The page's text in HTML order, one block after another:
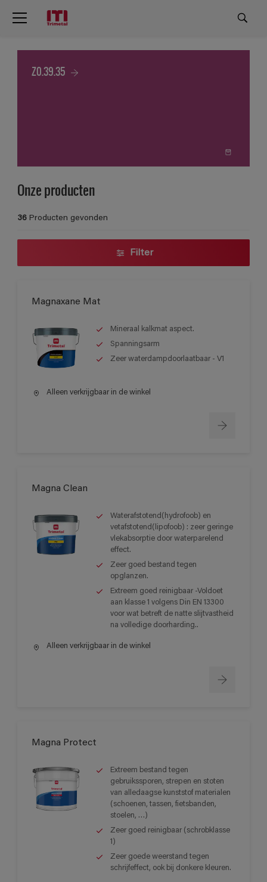
Z0.39.35
Onze producten
36 Producten gevonden
Filter
Magnaxane Mat
Mineraal kalkmat aspect.
Spanningsarm
Zeer waterdampdoorlaatbaar - V1
Alleen verkrijgbaar in de winkel
Magna Clean
Waterafstotend(hydrofoob) en
vetafstotend(lipofoob) : zeer geringe
vlekabsorptie door waterparelend
effect.
Zeer goed bestand tegen
opglanzen.
Extreem goed reinigbaar -Voldoet
aan klasse 1 volgens Din EN 13300
voor wat betreft de natte slijtvastheid
na volledige doorharding..
Alleen verkrijgbaar in de winkel
Magna Protect
Extreem bestand tegen
gebruikssporen, strepen en stoten
van alledaagse kunststof materialen
(schoenen, tassen, fietsbanden,
stoelen, …)
Zeer goed reinigbaar (schrobklasse
1)
Zeer goede weerstand tegen
schrijfeffect, ook bij donkere kleuren.